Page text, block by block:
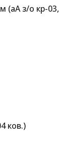
(аA з/о кр-03,
ков.)